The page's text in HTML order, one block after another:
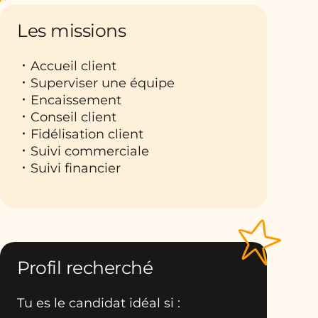
Les missions
Accueil client
Superviser une équipe
Encaissement
Conseil client
Fidélisation client
Suivi commerciale
Suivi financier
Profil recherché
Tu es le candidat idéal si :